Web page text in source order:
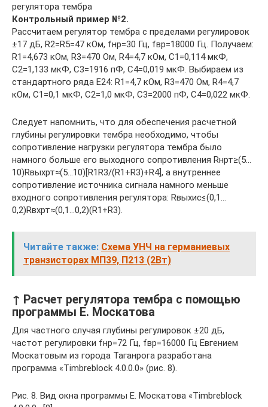
регулятора тембра
Контрольный пример №2.
Рассчитаем регулятор тембра с пределами регулировок
±17 дБ, R2=R5=47 кОм, fнр=30 Гц, fвр=18000 Гц. Получаем:
R1=4,673 кОм, R3=470 Ом, R4=4,7 кОм, C1=0,114 мкФ,
C2=1,133 мкФ, C3=1916 пФ, C4=0,019 мкФ. Выбираем из
стандартного ряда Е24: R1=4,7 кОм, R3=470 Ом, R4=4,7
кОм, C1=0,1 мкФ, C2=1,0 мкФ, C3=2000 пФ, C4=0,022 мкФ.
Следует напомнить, что для обеспечения расчетной
глубины регулировки тембра необходимо, чтобы
сопротивление нагрузки регулятора тембра было
намного больше его выходного сопротивления Rнрт≥(5…
10)Rвыхрт≈(5…10)[R1R3/(R1+R3)+R4], а внутреннее
сопротивление источника сигнала намного меньше
входного сопротивления регулятора: Rвыхис≤(0,1…
0,2)Rвхрт≈(0,1…0,2)(R1+R3).
Читайте также: Схема УНЧ на германиевых
транзисторах МП39, П213 (2Вт)
↑ Расчет регулятора тембра с помощью
программы Е. Москатова
Для частного случая глубины регулировок ±20 дБ,
частот регулировки fнр=72 Гц, fвр=16000 Гц Евгением
Москатовым из города Таганрога разработана
программа «Timbreblock 4.0.0.0» (рис. 8).
Рис. 8. Вид окна программы Е. Москатова «Timbreblock